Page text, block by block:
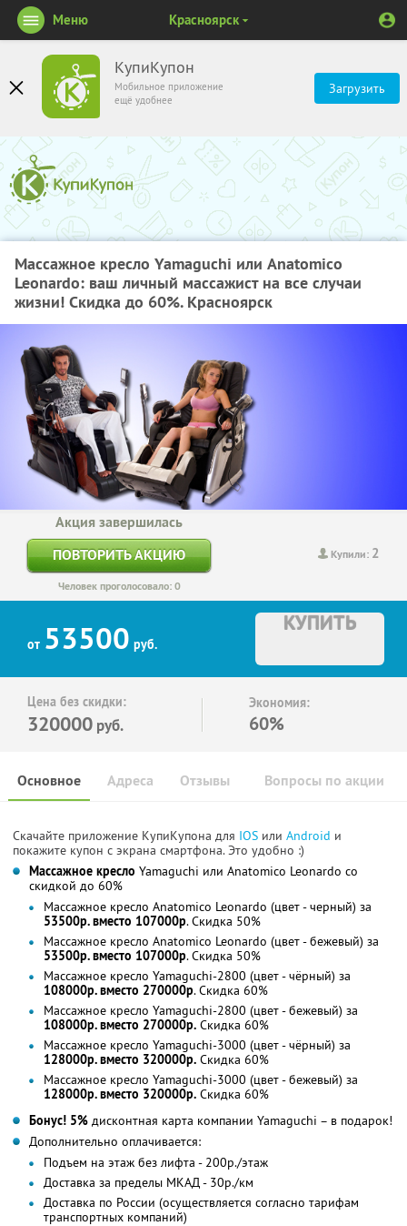
КупиКупон
Мобильное приложение
ещё удобнее
Загрузить
Меню Красноярск
Массажное кресло Yamaguchi или Anatomico
Leonardo: ваш личный массажист на все случаи
жизни! Скидка до 60%. Красноярск
Купили: 2
Акция завершилась
ПОВТОРИТЬ АКЦИЮ
Человек проголосовало: 0
от 53500 руб.
КУПИТЬ
Цена без скидки:
320000 руб.
Экономия:
60%
Основное Отзывы Вопросы по акции
Адреса
Скачайте приложение КупиКупона для IOS или Android и
покажите купон с экрана смартфона. Это удобно :)
Массажное кресло Yamaguchi или Anatomico Leonardo со
скидкой до 60%
Массажное кресло Anatomico Leonardo (цвет - черный) за
53500р. вместо 107000р. Скидка 50%
Массажное кресло Anatomico Leonardo (цвет - бежевый) за
53500р. вместо 107000р. Скидка 50%
Массажное кресло Yamaguchi-2800 (цвет - чёрный) за
108000р. вместо 270000р. Скидка 60%
Массажное кресло Yamaguchi-2800 (цвет - бежевый) за
108000р. вместо 270000р. Скидка 60%
Массажное кресло Yamaguchi-3000 (цвет - чёрный) за
128000р. вместо 320000р. Скидка 60%
Массажное кресло Yamaguchi-3000 (цвет - бежевый) за
128000р. вместо 320000р. Скидка 60%
Бонус! 5% дисконтная карта компании Yamaguchi – в подарок!
Дополнительно оплачивается:
Подъем на этаж без лифта - 200р./этаж
Доставка за пределы МКАД - 30р./км
Доставка по России (осуществляется согласно тарифам
транспортных компаний)